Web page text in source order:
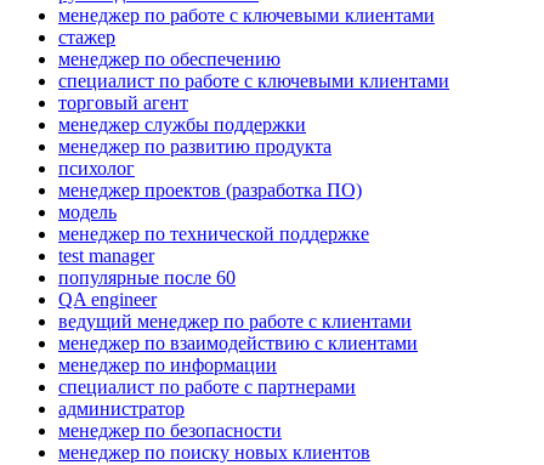
менеджер по работе с ключевыми клиентами
стажер
менеджер по обеспечению
специалист по работе с ключевыми клиентами
торговый агент
менеджер службы поддержки
менеджер по развитию продукта
психолог
менеджер проектов (разработка ПО)
модель
менеджер по технической поддержке
test manager
популярные после 60
QA engineer
ведущий менеджер по работе с клиентами
менеджер по взаимодействию с клиентами
менеджер по информации
специалист по работе с партнерами
администратор
менеджер по безопасности
менеджер по поиску новых клиентов